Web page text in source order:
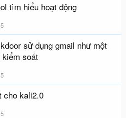
tìm hiểu hoạt động
sử dụng gmail như một
soát
cho kali2.0